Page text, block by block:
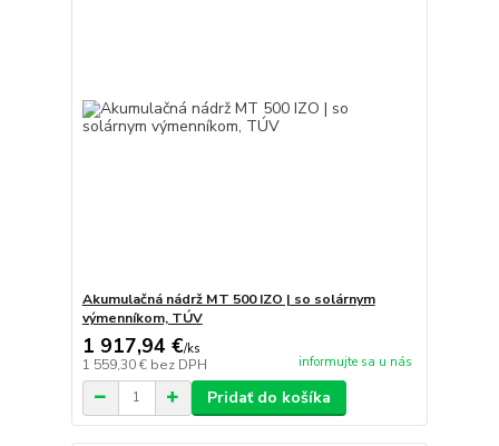
Akumulačná nádrž MT 500 IZO | so solárnym
výmenníkom, TÚV
1 917,94 €/ks
1 559,30 € bez DPH informujte sa u nás
Pridať do košíka